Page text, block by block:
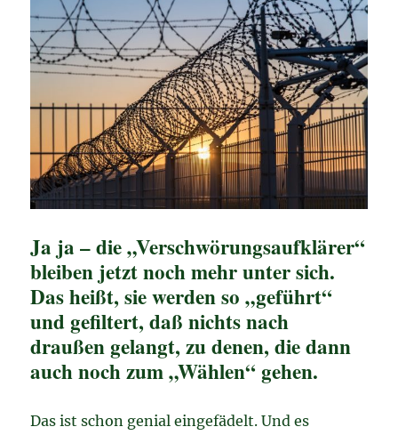
Ja ja – die „Verschwörungsaufklärer“
bleiben jetzt noch mehr unter sich.
Das heißt, sie werden so „geführt“
und gefiltert, daß nichts nach
draußen gelangt, zu denen, die dann
auch noch zum „Wählen“ gehen.
Das ist schon genial eingefädelt. Und es